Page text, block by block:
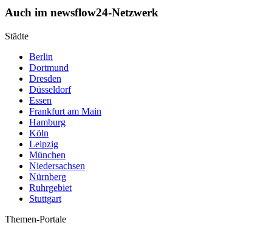
Auch im newsflow24-Netzwerk
Städte
Berlin
Dortmund
Dresden
Düsseldorf
Essen
Frankfurt am Main
Hamburg
Köln
Leipzig
München
Niedersachsen
Nürnberg
Ruhrgebiet
Stuttgart
Themen-Portale